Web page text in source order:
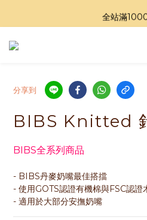
加入LINE好友
全站滿
加入LINE好友
分享到
BIBS Knitted
BIBS全系列商品
- BIBS丹麥奶嘴最佳搭擋
- 使用GOTS認證有機棉與FSC認證
- 適用於大部分安撫奶嘴